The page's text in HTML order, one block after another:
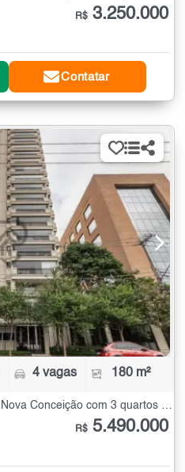
R$ 3.250.000
Contatar
4 vagas 180 m²
Apartamento à Venda na Vila Nova Conceição com 3 quartos - 180 m²
R$ 5.490.000